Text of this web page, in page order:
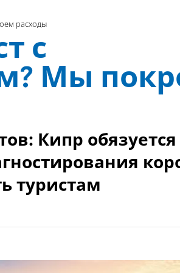
расходы
с
Мы
Кипр
туристам